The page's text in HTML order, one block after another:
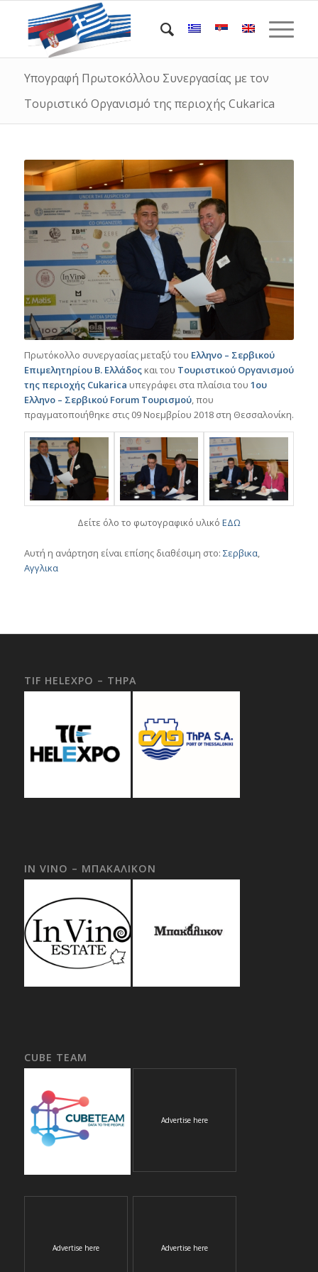
Υπογραφή Πρωτοκόλλου Συνεργασίας με τον
Τουριστικό Οργανισμό της περιοχής Cukarica
Πρωτόκολλο συνεργασίας μεταξύ του Ελληνο – Σερβικού
Επιμελητηρίου Β. Ελλάδοςκαι του Τουριστικού Οργανισμού
της περιοχής Cukarica υπεγράφει στα πλαίσια του 1ου
Ελληνο – Σερβικού Forum Τουρισμού, που
πραγματοποιήθηκε στις 09 Νοεμβρίου 2018 στη Θεσσαλονίκη.
Δείτε όλο το φωτογραφικό υλικό ΕΔΩ
Αυτή η ανάρτηση είναι επίσης διαθέσιμη στο: Σερβικα
Αγγλικα
TIF HELEXPO – THPA
IN VINO – ΜΠΑΚΑΛΙΚΟΝ
CUBE TEAM
Advertise here
Advertise here Advertise here